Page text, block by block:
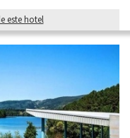
este hotel